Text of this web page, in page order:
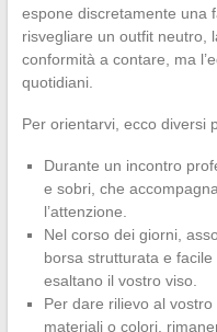
espone discretamente una
risvegliare un outfit neutro,
conformità a contare, ma
quotidiani.
Per orientarvi, ecco diversi
Durante un incontro
e sobri, che
l’attenzione.
Nel corso dei giorni,
borsa strutturata e
esaltano il vostro viso.
Per dare rilievo al
materiali o colori,